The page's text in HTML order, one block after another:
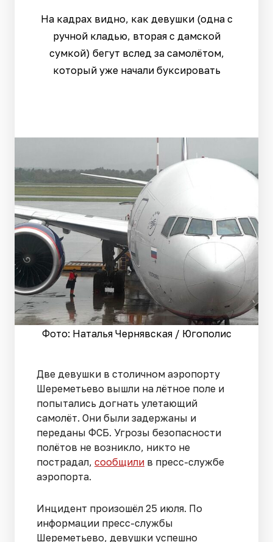
На кадрах видно, как девушки (одна с
ручной кладью, вторая с дамской
сумкой) бегут вслед за самолётом,
который уже начали буксировать
Фото: Наталья Чернявская / Югополис
Две девушки в столичном аэропорту
Шереметьево вышли на лётное поле и
попытались догнать улетающий
самолёт. Они были задержаны и
переданы ФСБ. Угрозы безопасности
полётов не возникло, никто не
пострадал, сообщили в пресс-службе
аэропорта.
Инцидент произошёл 25 июля. По
информации пресс-службы
Шереметьево, девушки успешно